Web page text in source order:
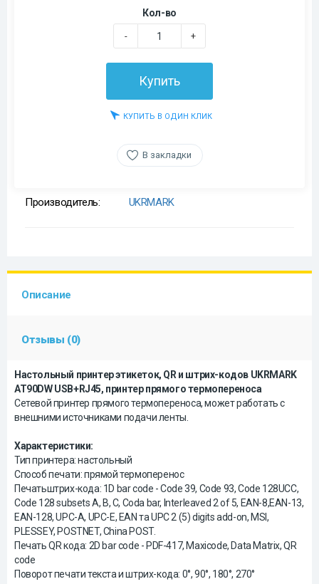
Кол-во
- +
Купить
КУПИТЬ В ОДИН КЛИК
В закладки
Производитель: UKRMARK
Описание
Отзывы (0)
Настольный принтер этикеток, QR и штрих-кодов UKRMARK
AT90DW USB+RJ45, принтер прямого термопереноса
Сетевой принтер прямого термопереноса, может работать с
внешними источниками подачи ленты.
Характеристики:
Тип принтера: настольный
Способ печати: прямой термоперенос
Печатьштрих-кода: 1D bar code - Code 39, Code 93, Code 128UCC,
Code 128 subsets A, B, C, Coda bar, Interleaved 2 of 5, EAN-8,EAN-13,
EAN-128, UPC-A, UPC-E, EAN та UPC 2 (5) digits add-on, MSI,
PLESSEY, POSTNET, China POST.
Печать QR кода: 2D bar code - PDF-417, Maxicode, Data Matrix, QR
code
Поворот печати текста и штрих-кода: 0°, 90°, 180°, 270°